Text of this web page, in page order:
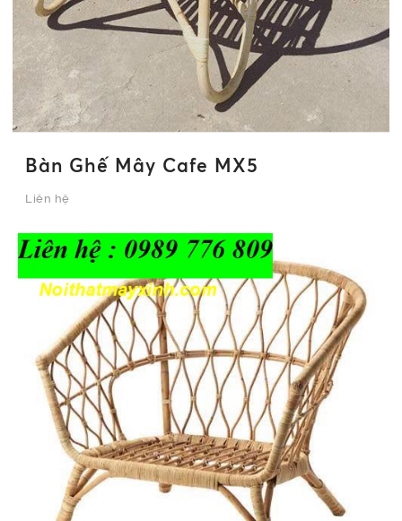
Bàn Ghế Mây Cafe MX5
Liên hệ